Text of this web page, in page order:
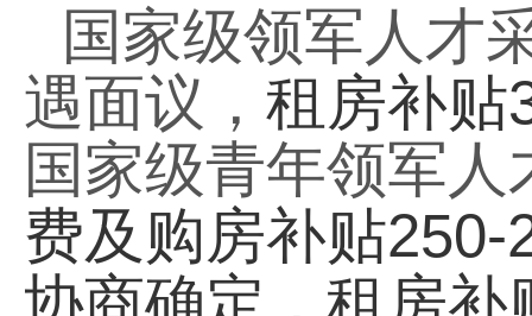
国家级领军人才
遇面议， 租房补贴
国家级青年领军人
费及购房补贴250-
协商确定，租房补